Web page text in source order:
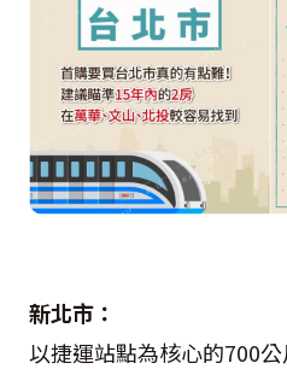
新北市：
以捷運站點為核心的700